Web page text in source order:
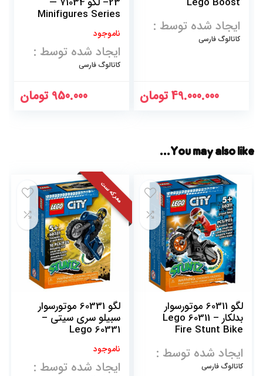
ایجاد شده توسط :
کاتالوگ فارسی
49.000.000تومان
Minifigures Series
23
ناموجود
ایجاد شده توسط :
کاتالوگ فارسی
950.000 تومان
You may also like…
لگو 60311 موتورسوار
بدلکار – Lego 60311
Fire Stunt Bike
ایجاد شده توسط :
کاتالوگ فارسی
معرکه ست
لگو 60331 موتورسوار
سبیلو سری سیتی –
Lego 60331
Touring Stunt Bike
ناموجود
ایجاد شده توسط :